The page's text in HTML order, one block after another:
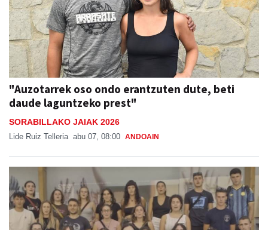
"Auzotarrek oso ondo erantzuten dute, beti
daude laguntzeko prest"
SORABILLAKO JAIAK 2026
Lide Ruiz Telleria abu 07, 08:00 ANDOAIN